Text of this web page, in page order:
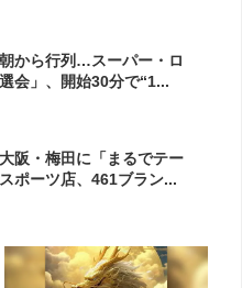
朝から行列…スーパー・ロ
会」、開始30分で“1...
阪・梅田に「まるでテー
ポーツ店、461ブラン...